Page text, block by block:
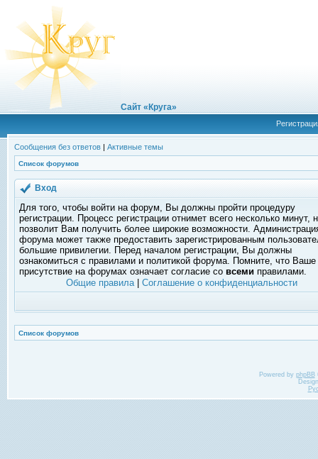
Сайт «Круга»
Сообщения без ответов | Активные темы
Список форумов
Вход
Для того, чтобы войти на форум, Вы должны пройти процедуру
регистрации. Процесс регистрации отнимет всего несколько минут,
позволит Вам получить более широкие возможности.
форума может также предоставить зарегистрированным
большие привилегии. Перед началом регистрации, Вы должны
ознакомиться с правилами и политикой форума. Помните, что Ваше
присутствие на форумах означает согласие со всеми правилами.
Общие правила| Соглашение о конфиденциальности
Список форумов
Powered by phpBB